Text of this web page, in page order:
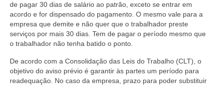
de pagar 30 dias de salário ao patrão, exceto se entrar em
acordo e for dispensado do pagamento. O mesmo vale para a
empresa que demite e não quer que o trabalhador preste
serviços por mais 30 dias. Tem de pagar o período mesmo que
o trabalhador não tenha batido o ponto.
De acordo com a Consolidação das Leis do Trabalho (CLT), o
objetivo do aviso prévio é garantir às partes um período para
readequação. No caso da empresa, prazo para poder substituir